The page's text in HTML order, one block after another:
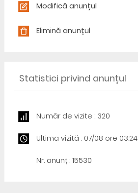
Modifică anunțul
Elimină anunțul
Statistici privind anunțul
Număr de vizite : 320
Ultima vizită : 07/08 ore 03:24
Nr. anunț : 15530